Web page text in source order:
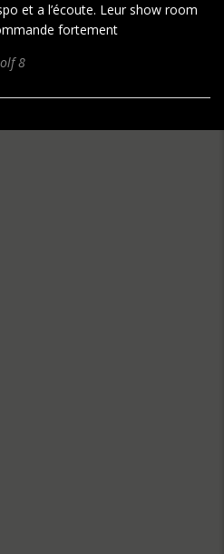
et a l’écoute. Leur show room
fortement
8